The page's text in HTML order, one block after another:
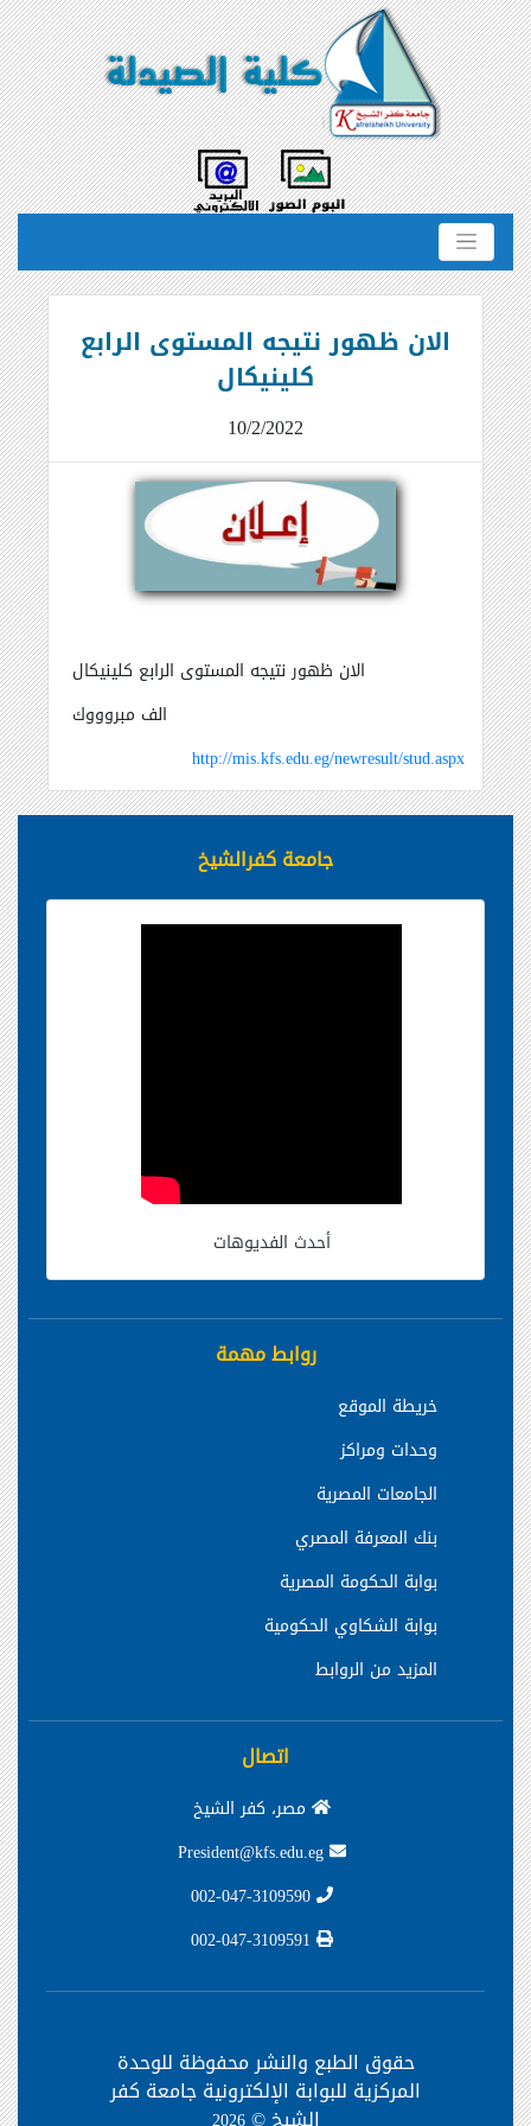
الان ظهور نتيجه المستوى الرابع
كلينيكال
10/2/2022
الان ظهور نتيجه المستوى الرابع كلينيكال
الف مبروووك
http://mis.kfs.edu.eg/newresult/stud.aspx
جامعة كفرالشيخ
أحدث الفديوهات
روابط مهمة
خريطة الموقع
وحدات ومراكز
الجامعات المصرية
بنك المعرفة المصري
بوابة الحكومة المصرية
بوابة الشكاوي الحكومية
المزيد من الروابط
اتصال
مصر، كفر الشيخ
حقوق الطبع والنشر محفوظة للوحدة
المركزية للبوابة الإلكترونية جامعة كفر